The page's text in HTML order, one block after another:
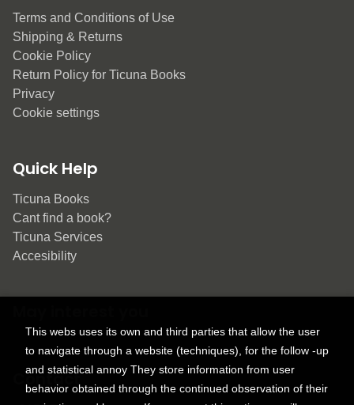
Terms and Conditions of Use
Shipping & Returns
Cookie Policy
Return Policy for Ticuna Books
Privacy
Cookie settings
Quick Help
Ticuna Books
Cant find a book?
Ticuna Services
Accesibility
Contact
This webs uses its own and third parties that allow the user
to navigate through a website (techniques), for the follow -up
and statistical annoy They store information from user
behavior obtained through the continued observation of their